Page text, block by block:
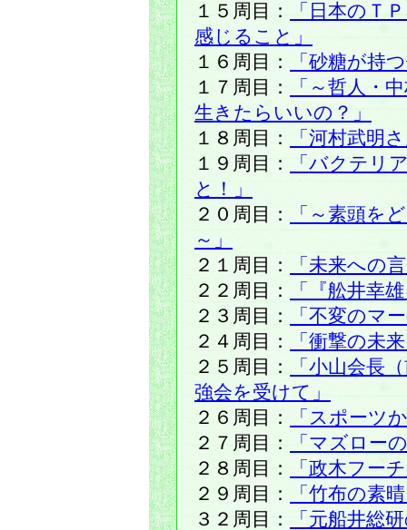
１５周目：
「日本のＴ
感じること」
１６周目：
「砂糖が持
１７周目：
「～哲人・
生きたらいいの？」
１８周目：
「河村武明
１９周目：
「バクテリ
と！」
２０周目：
「～素頭を
～」
２１周目：
「未来への
２２周目：
「『舩井幸
２３周目：
「不変のマ
２４周目：
「衝撃の未
２５周目：
「小山会長
強会を受けて」
２６周目：
「スポーツ
２７周目：
「マズロー
２８周目：
「政木フー
２９周目：
「竹布の素
３２周目：
「元船井総